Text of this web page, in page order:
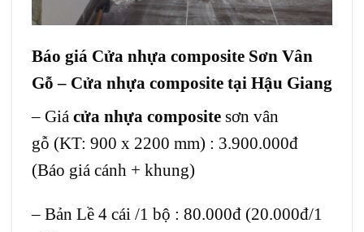
Báo giá Cửa nhựa composite Sơn Vân
Gỗ – Cửa nhựa composite tại Hậu Giang
– Giá cửa nhựa composite sơn vân
gỗ (KT: 900 x 2200 mm) : 3.900.000đ
(Báo giá cánh + khung)
– Bản Lề 4 cái /1 bộ : 80.000đ (20.000đ/1